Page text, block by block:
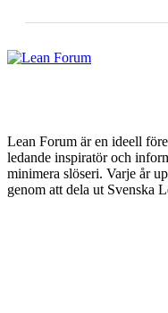
Lean Forum är en ideell
ledande inspiratör och
minimera slöseri. Varje år
genom att dela ut Svenska